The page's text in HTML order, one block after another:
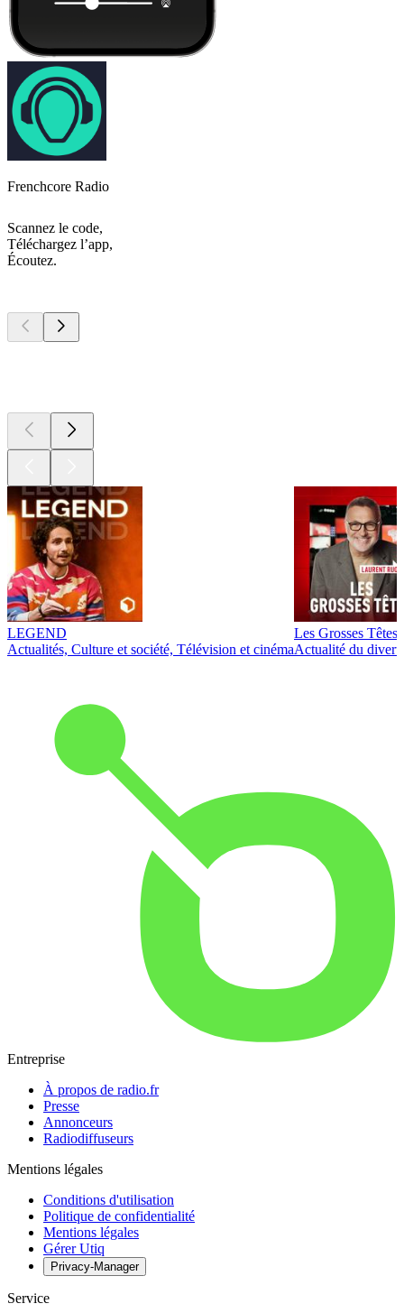
Frenchcore Radio
Scannez le code,
Téléchargez l’app,
Écoutez.
LEGEND
Actualités, Culture et société, Télévision et cinéma
Les Grosses Têtes
Actualité du
Entreprise
À propos de radio.fr
Presse
Annonceurs
Radiodiffuseurs
Mentions légales
Conditions d'utilisation
Politique de confidentialité
Mentions légales
Gérer Utiq
Privacy-Manager
Service